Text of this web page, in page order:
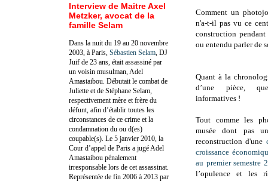
Comment un
n'a-t-il pas vu ce
construction pendant
ou entendu parler de
Quant à la
d’une pièce,
informatives !
Tout comme les
musée dont pas
reconstruction d'une
croissance
au premier semestre
l’opulence et les
Interview de Maitre Axel
Metzker, avocat de la
famille Selam
Dans la nuit du 19 au 20 novembre
2003, à Paris, Sébastien Selam , DJ
Juif de 23 ans, était assassiné par
un voisin musulman, Adel
Amastaibou. Débutait le combat de
Juliette et de Stéphane Selam,
respectivement mère et frère du
défunt, afin d’établir toutes les
circonstances de ce crime et la
condamnation du ou d(es)
coupable(s). Le 5 janvier 2010, la
Cour d’appel de Paris a jugé Adel
Amastaibou pénalement
irresponsable lors de cet assassinat.
Représentée de fin 2006 à 2013 par